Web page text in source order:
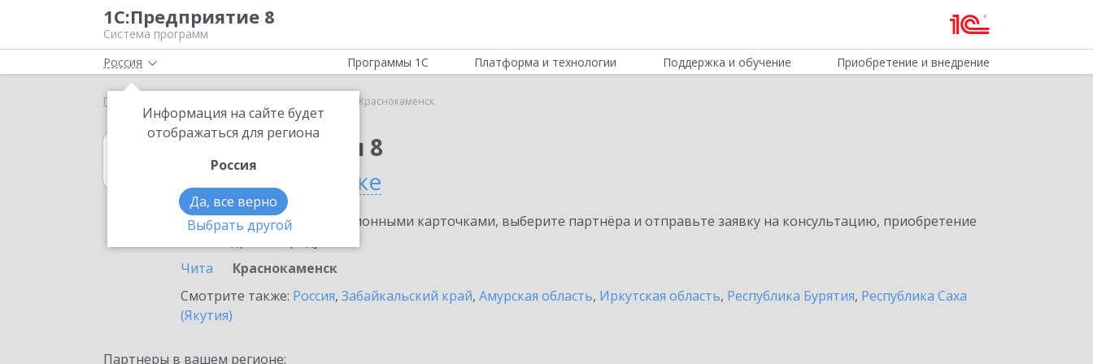
1С:Предприятие 8
Система программ
Россия
Информация на сайте будет
отображаться для региона
Россия
Да, все верно
Выбрать другой
Программы 1С Платформа и технологии Поддержка и обучение Приобретение и внедрение
Главная Краснокаменск
1С:Бухгалтерия 8
в Краснокаменске
Ознакомьтесь с информационными карточками, выберите партнёра и отправьте заявку на консультацию, приобретение
Чита
Краснокаменск
Смотрите также: Россия, Забайкальский край, Амурская область, Иркутская область, Республика Бурятия, Республика Саха
(Якутия)
Партнеры в вашем регионе: